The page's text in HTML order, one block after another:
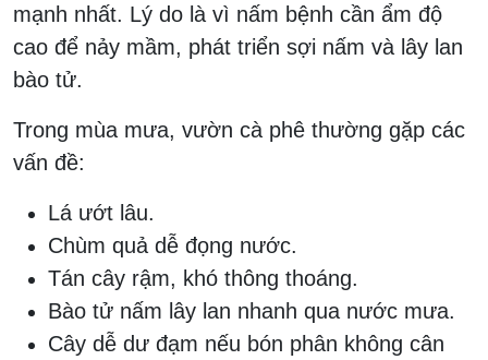
mạnh nhất. Lý do là vì nấm bệnh cần ẩm độ
cao để nảy mầm, phát triển sợi nấm và lây lan
bào tử.
Trong mùa mưa, vườn cà phê thường gặp các
vấn đề:
Lá ướt lâu.
Chùm quả dễ đọng nước.
Tán cây rậm, khó thông thoáng.
Bào tử nấm lây lan nhanh qua nước mưa.
Cây dễ dư đạm nếu bón phân không cân